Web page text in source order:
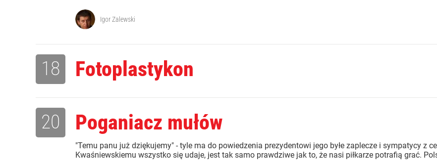
Igor Zalewski
Fotoplastykon
18
Poganiacz mułów
"Temu panu już dziękujemy" - tyle ma do powiedzenia prezydentowi jego byłe zaplecze i sympatycy z
Kwaśniewskiemu wszystko się udaje, jest tak samo prawdziwe jak to, że nasi piłkarze potrafią grać.
20